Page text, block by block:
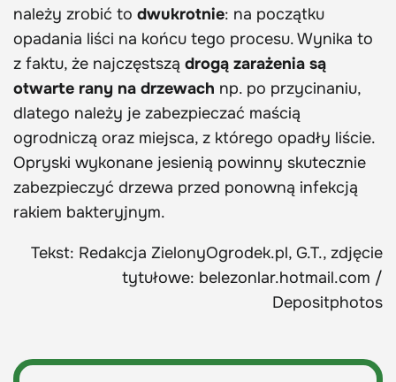
należy zrobić to dwukrotnie: na początku
opadania liści na końcu tego procesu. Wynika to
z faktu, że najczęstszą drogą zarażenia są
otwarte rany na drzewach np. po przycinaniu,
dlatego należy je zabezpieczać maścią
ogrodniczą oraz miejsca, z którego opadły liście.
Opryski wykonane jesienią powinny skutecznie
zabezpieczyć drzewa przed ponowną infekcją
rakiem bakteryjnym.
Tekst: Redakcja ZielonyOgrodek.pl, G.T., zdjęcie
tytułowe: belezonlar.hotmail.com /
Depositphotos